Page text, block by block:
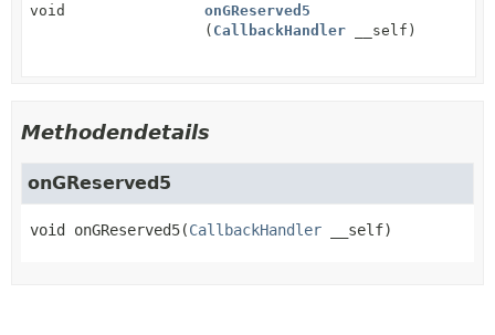
void
onGReserved5
( CallbackHandler __self)
Methodendetails
onGReserved5
void onGReserved5(CallbackHandler __self)